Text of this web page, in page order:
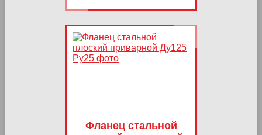
Фланец стальной